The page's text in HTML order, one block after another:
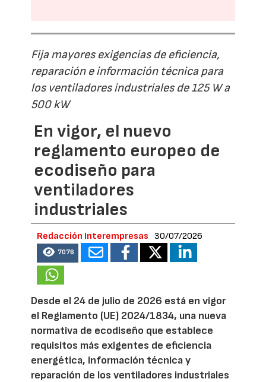
Fija mayores exigencias de eficiencia,
reparación e información técnica para
los ventiladores industriales de 125 W a
500 kW
En vigor, el nuevo
reglamento europeo de
ecodiseño para
ventiladores
industriales
Redacción Interempresas 30/07/2026
7076
Desde el 24 de julio de 2026 está en vigor
el Reglamento (UE) 2024/1834, una nueva
normativa de ecodiseño que establece
requisitos más exigentes de eficiencia
energética, información técnica y
reparación de los ventiladores industriales